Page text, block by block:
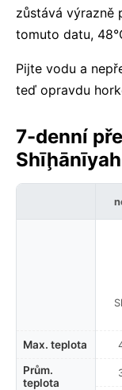
zůstává výrazně
tomuto datu,
Pijte vodu a
teď opravdu
7-denní
Max. teplota
Prům.
teplota